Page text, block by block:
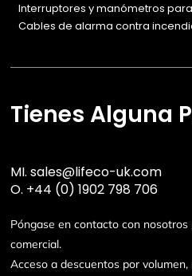
Interruptores y manómetros
Cables de alarma contra
Tienes Alguna
MI.sales@lifeco-uk.com
O. +44 (0) 1902 798 706
Póngase en contacto con
comercial.
Acceso a descuentos por